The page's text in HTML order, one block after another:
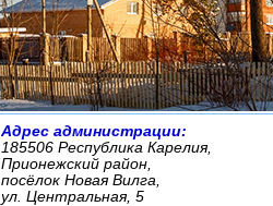
Адрес администрации:
185506 Республика Карелия,
Прионежский район,
посёлок Новая Вилга,
ул. Центральная, 5